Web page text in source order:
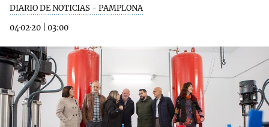
DIARIO DE NOTICIAS - PAMPLONA
04·02·20
03:00